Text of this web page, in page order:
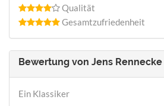
Qualität
Gesamtzufriedenheit
Bewertung von Jens Rennecke
Ein Klassiker